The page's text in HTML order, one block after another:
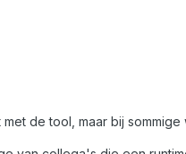
de tool, maar bij